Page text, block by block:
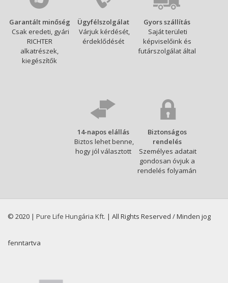
Garantált minőség
Csak eredeti, gyári
RICHTER
alkatrészek,
kiegészítők
Ügyfélszolgálat
Várjuk kérdését,
érdeklődését
Gyors szállítás
Saját területi
képviselőink és
futárszolgálat által
14-napos elállás
Biztos lehet benne,
hogy jól választott
Biztonságos
rendelés
Személyes adatait
gondosan óvjuk a
rendelés folyamán
© 2020 | Pure Life Hungária Kft. | All Rights Reserved / Minden jog
fenntartva